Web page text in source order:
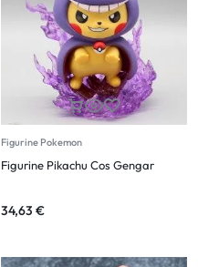
Figurine Pokemon
Figurine Pikachu Cos Gengar
34,63 €